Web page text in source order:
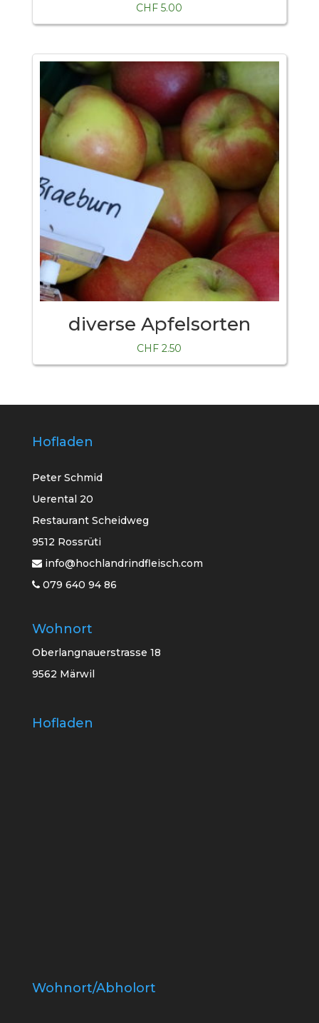
CHF5.00
diverse Apfelsorten
CHF2.50
Hofladen
Peter Schmid
Uerental 20
Restaurant Scheidweg
9512 Rossrüti
info@hochlandrindfleisch.com
079 640 94 86
Wohnort
Oberlangnauerstrasse 18
9562 Märwil
Hofladen
Wohnort/Abholort